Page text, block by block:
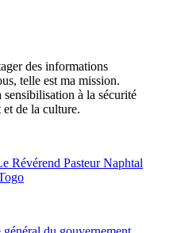
des informations
telle est ma mission.
sensibilisation à la sécurité
et de la culture.
Révérend Pasteur Naphtal